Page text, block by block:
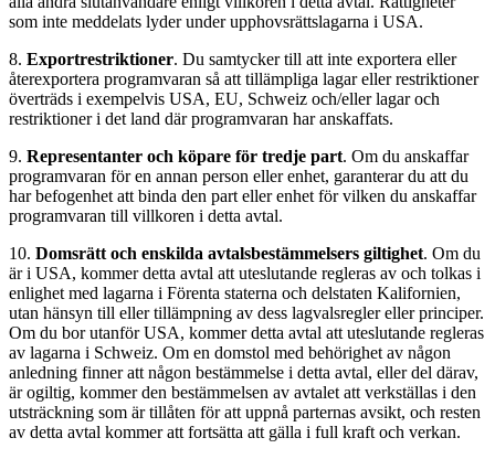
som inte meddelats lyder under upphovsrättslagarna i USA.
8. Exportrestriktioner. Du samtycker till att inte exportera eller
återexportera programvaran så att tillämpliga lagar eller restriktioner
överträds i exempelvis USA, EU, Schweiz och/eller lagar och
restriktioner i det land där programvaran har anskaffats.
9. Representanter och köpare för tredje part. Om du anskaffar
programvaran för en annan person eller enhet, garanterar du att du
har befogenhet att binda den part eller enhet för vilken du anskaffar
programvaran till villkoren i detta avtal.
10. Domsrätt och enskilda avtalsbestämmelsers giltighet. Om du
är i USA, kommer detta avtal att uteslutande regleras av och tolkas i
enlighet med lagarna i Förenta staterna och delstaten Kalifornien,
utan hänsyn till eller tillämpning av dess lagvalsregler eller principer.
Om du bor utanför USA, kommer detta avtal att uteslutande regleras
av lagarna i Schweiz. Om en domstol med behörighet av någon
anledning finner att någon bestämmelse i detta avtal, eller del därav,
är ogiltig, kommer den bestämmelsen av avtalet att verkställas i den
utsträckning som är tillåten för att uppnå parternas avsikt, och resten
av detta avtal kommer att fortsätta att gälla i full kraft och verkan.